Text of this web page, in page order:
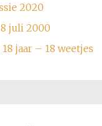
2020
juli 2000
jaar – 18 weetjes